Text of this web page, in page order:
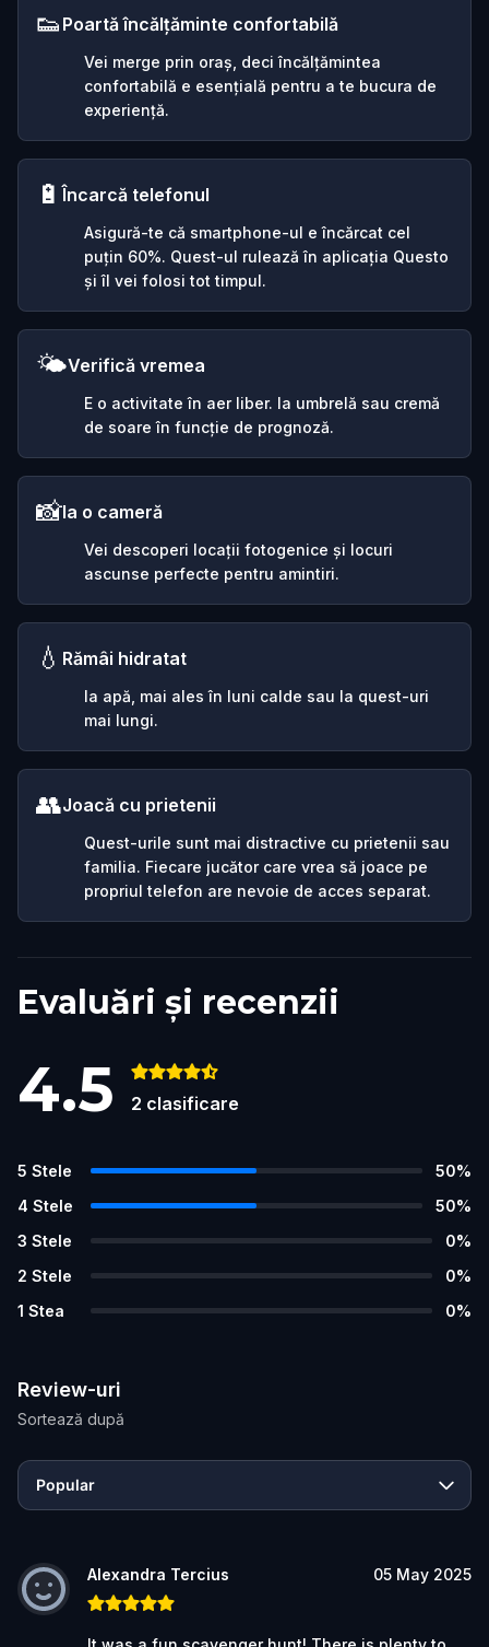
👟 Poartă încălțăminte confortabilă
Vei merge prin oraș, deci încălțămintea
confortabilă e esențială pentru a te bucura de
experiență.
🔋Încarcă telefonul
Asigură-te că smartphone-ul e încărcat cel
puțin 60%. Quest-ul rulează în aplicația Questo
și îl vei folosi tot timpul.
🌤️Verifică vremea
E o activitate în aer liber. Ia umbrelă sau cremă
de soare în funcție de prognoză.
📸Ia o cameră
Vei descoperi locații fotogenice și locuri
ascunse perfecte pentru amintiri.
💧 Rămâi hidratat
Ia apă, mai ales în luni calde sau la quest-uri
mai lungi.
👥Joacă cu prietenii
Quest-urile sunt mai distractive cu prietenii sau
familia. Fiecare jucător care vrea să joace pe
propriul telefon are nevoie de acces separat.
Evaluări și recenzii
4.5 2 clasificare
5 Stele 50%
4 Stele 50%
3 Stele 0%
2 Stele 0%
1 Stea 0%
Review-uri
Sortează după
Popular
Alexandra Tercius 05 May 2025